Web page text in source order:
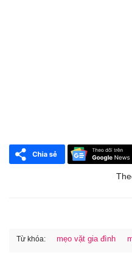
Từ khóa: mẹo vặt gia đình